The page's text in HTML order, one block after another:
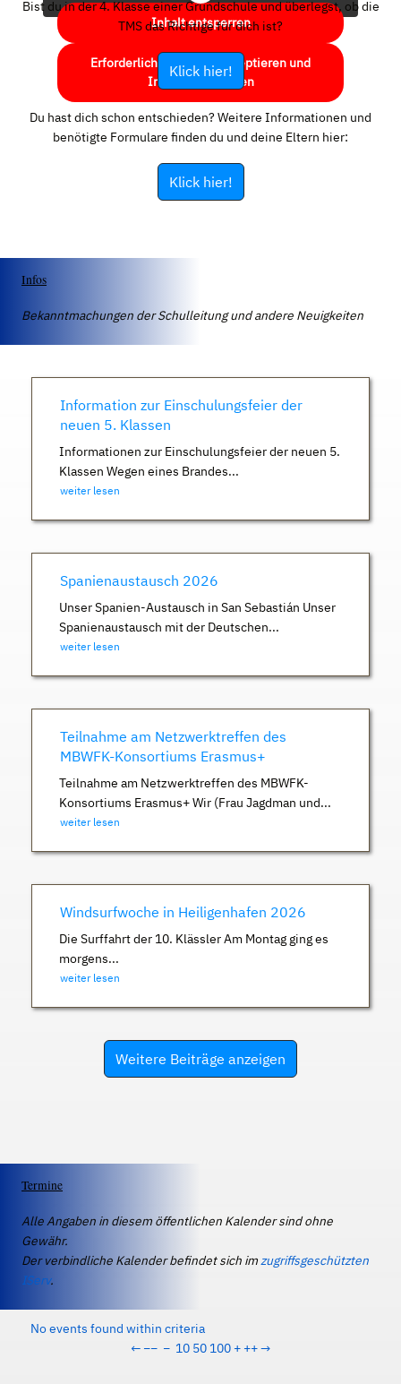
Inhalt entsperren
Erforderlichen Service akzeptieren und
Inhalte entsperren
Bist du in der 4. Klasse einer Grundschule und überlegst, ob die
TMS das Richtige für dich ist?
Klick hier!
Du hast dich schon entschieden? Weitere Informationen und
benötigte Formulare finden du und deine Eltern hier:
Klick hier!
Infos
Bekanntmachungen der Schulleitung und andere Neuigkeiten
Information zur Einschulungsfeier der
neuen 5. Klassen
Informationen zur Einschulungsfeier der neuen 5.
Klassen Wegen eines Brandes...
weiter lesen
Spanienaustausch 2026
Unser Spanien-Austausch in San Sebastián Unser
Spanienaustausch mit der Deutschen...
weiter lesen
Teilnahme am Netzwerktreffen des
MBWFK-Konsortiums Erasmus+
Teilnahme am Netzwerktreffen des MBWFK-
Konsortiums Erasmus+ Wir (Frau Jagdman und...
weiter lesen
Windsurfwoche in Heiligenhafen 2026
Die Surffahrt der 10. Klässler Am Montag ging es
morgens...
weiter lesen
Weitere Beiträge anzeigen
Termine
Alle Angaben in diesem öffentlichen Kalender sind ohne
Gewähr.
Der verbindliche Kalender befindet sich imzugriffsgeschützten
IServ.
No events found within criteria
← −− − 10 50 100 + ++→